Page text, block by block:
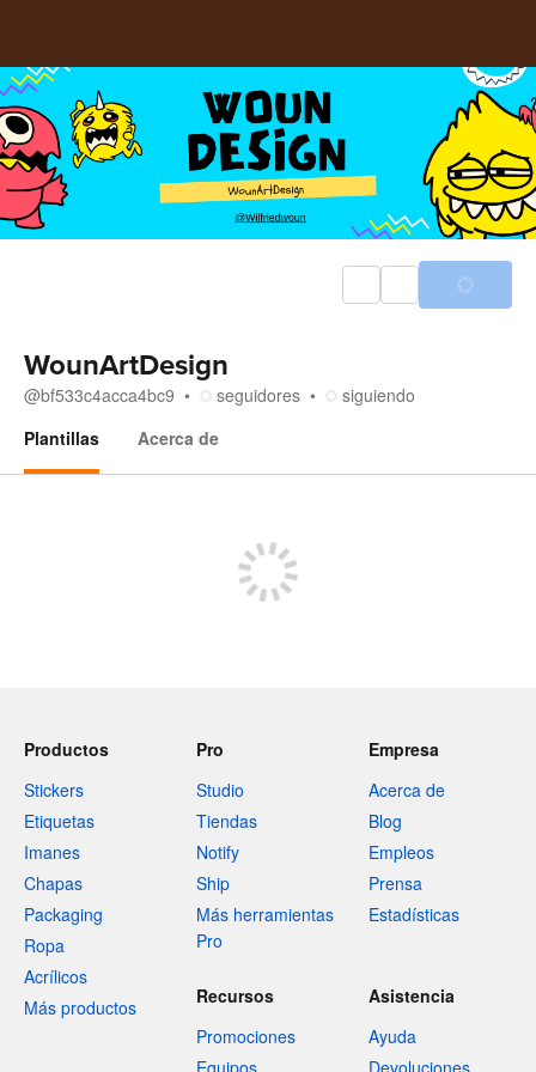
WounArtDesign
@bf533c4acca4bc9 seguidores
siguiendo
Plantillas
Acerca de
Productos
Stickers
Etiquetas
Imanes
Chapas
Packaging
Ropa
Acrílicos
Más productos
Pro
Studio
Tiendas
Notify
Ship
Más herramientas
Pro
Empresa
Acerca de
Blog
Empleos
Prensa
Estadísticas
Recursos
Promociones
Equipos
Asistencia
Ayuda
Devoluciones